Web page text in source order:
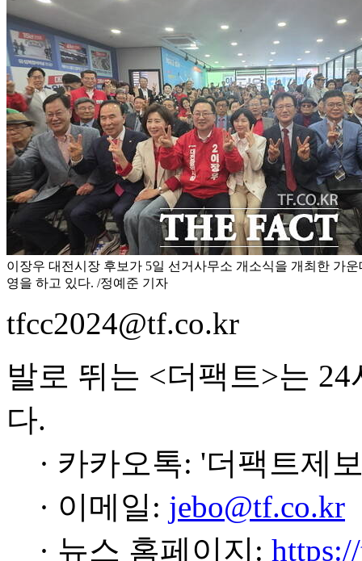
이장우 대전시장 후보가 5일 선거사무소 개소식을 개최한 가
영을 하고 있다. /정예준 기자
tfcc2024@tf.co.kr
발로 뛰는 <더팩트>는
다.
· 카카오톡: '더팩트제
· 이메일: jebo@tf.co.kr
· 뉴스 홈페이지: